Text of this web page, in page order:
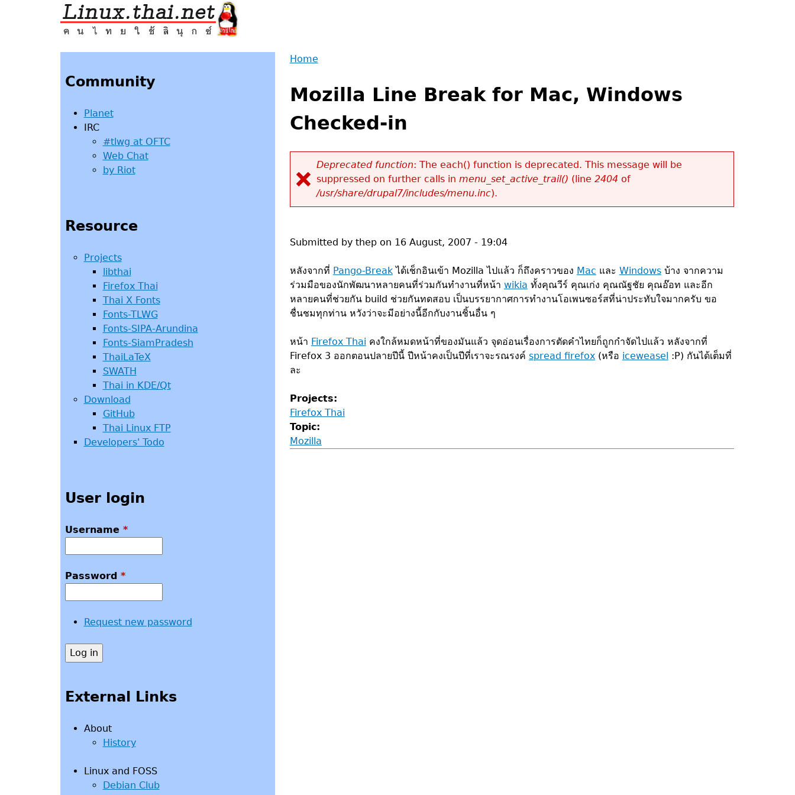
are
here
Home
to
top
Mozilla Line Break for Mac, Windows
Checked-in
Error
message
Deprecated function: The each() function is deprecated. This message will be
suppressed on further calls in menu_set_active_trail() (line 2404 of
/usr/share/drupal7/includes/menu.inc).
Submitted by thepon 16 August, 2007 - 19:04
หลังจากที่ Pango-Breakได้เช็กอินเข้า Mozilla ไปแล้ว ก็ถึงคราวของ Mac และ Windowsบ้าง จากความ
ร่วมมือของนักพัฒนาหลายคนที่ร่วมกันทำงานที่หน้า wikia ทั้งคุณวีร์ คุณเก่ง คุณณัฐชัย คุณอ๊อท และอีก
หลายคนที่ช่วยกัน build ช่วยกันทดสอบ เป็นบรรยากาศการทำงานโอเพนซอร์สที่น่าประทับใจมากครับ ขอ
ชื่นชมทุกท่าน หวังว่าจะมีอย่างนี้อีกกับงานชิ้นอื่น ๆ
หน้า Firefox Thai คงใกล้หมดหน้าที่ของมันแล้ว จุดอ่อนเรื่องการตัดคำไทยก็ถูกกำจัดไปแล้ว หลังจากที่
Firefox 3 ออกตอนปลายปีนี้ ปีหน้าคงเป็นปีที่เราจะรณรงค์ spread firefox(หรือ iceweasel :P) กันได้เต็มที่
ละ
Projects:
Firefox Thai
Topic:
Mozilla
top
Community
Planet
IRC
#tlwg at OFTC
Web Chat
by Riot
Resource
Projects
libthai
Firefox Thai
Thai X Fonts
Fonts-TLWG
Fonts-SIPA-Arundina
Fonts-SiamPradesh
ThaiLaTeX
SWATH
Thai in KDE/Qt
Download
GitHub
Thai Linux FTP
Developers' Todo
User login
Username *
Password *
Request new password
External Links
About
History
Linux and FOSS
Debian Club